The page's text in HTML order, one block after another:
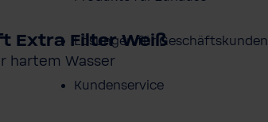
Lösungen für Geschäftskunden
Kundenservice
Extra Filter Weiß
hartem Wasser